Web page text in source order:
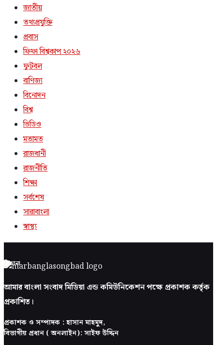
জাতীয়
তথ্যপ্রযুক্তি
প্রবাস
ফিফা বিশ্বকাপ ২০২৬
ফুটবল
বাণিজ্য
বিনোদন
বিশ্ব
ভিডিও
মতামত
রাজধানী
রাজনীতি
শিক্ষা
সর্বশেষ
সারাবাংলা
স্বাস্থ্য
ঠিকানা
আমার বাংলা সংবাদ মিডিয়া এন্ড কমিউনিকেশন পক্ষে প্রকাশক কর্তৃক
প্রকাশিত।
প্রকাশক ও সম্পাদক : হাসান মাহমুদ,
বিভাগীয় প্রধান ( অনলাইন): সাইফ উদ্দিন